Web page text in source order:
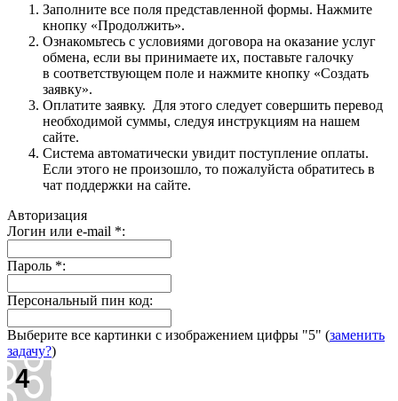
Заполните все поля представленной формы. Нажмите
кнопку «Продолжить».
Ознакомьтесь с условиями договора на оказание услуг
обмена, если вы принимаете их, поставьте галочку
в соответствующем поле и нажмите кнопку «Создать
заявку».
Оплатите заявку. Для этого следует совершить перевод
необходимой суммы, следуя инструкциям на нашем
сайте.
Система автоматически увидит поступление оплаты.
Если этого не произошло, то пожалуйста обратитесь в
чат поддержки на сайте.
Авторизация
Логин или e-mail *:
Пароль *:
Персональный пин код:
Выберите все картинки с изображением цифры "5" (заменить
задачу?)